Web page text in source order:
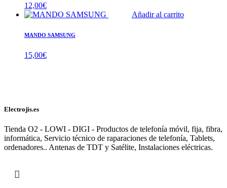
12,00€
Añadir al carrito
MANDO SAMSUNG
15,00€
Electrojis.es
Tienda O2 - LOWI - DIGI - Productos de telefonía móvil, fija, fibra,
informática, Servicio técnico de raparaciones de telefonía, Tablets,
ordenadores.. Antenas de TDT y Satélite, Instalaciones eléctricas.